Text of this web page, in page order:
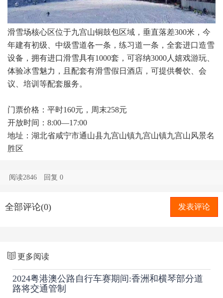
滑雪场核心区位于九宫山铜鼓包区域，垂直落差300米，今
年建有初级、中级雪道各一条，练习道一条，全套进口造雪
设备，拥有进口滑雪具有1000套，可容纳3000人嬉戏游玩、
体验冰雪魅力，且配套有滑雪假日酒店，可提供餐饮、会
议、培训等配套服务。
门票价格：平时160元，周末258元
开放时间：8:00—17:00
地址：湖北省咸宁市通山县九宫山镇九宫山镇九宫山风景名
胜区
阅读2846 回复0
全部评论(0) 发表评论
更多阅读
2024粤港澳公路自行车赛期间:香洲和横琴部分道
路将交通管制